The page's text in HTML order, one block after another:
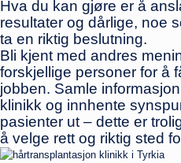
Hva du kan gjøre er å
resultater og dårlige, noe
ta en riktig beslutning.
Bli kjent med andres
forskjellige personer for å
jobben. Samle
klinikk og innhente
pasienter ut – dette er
å velge rett og riktig sted